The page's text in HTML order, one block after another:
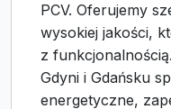
PCV. Oferujemy
wysokiej jakości,
z
Gdyni i Gdańsku
energetyczne,